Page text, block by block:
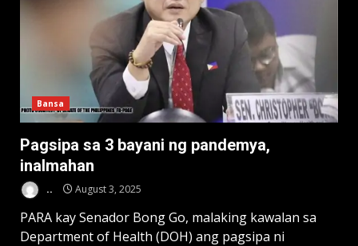
Bansa
Pagsipa sa 3 bayani ng pandemya,
inalmahan
.. August 3, 2025
PARA kay Senador Bong Go, malaking kawalan sa
Department of Health (DOH) ang pagsipa ni